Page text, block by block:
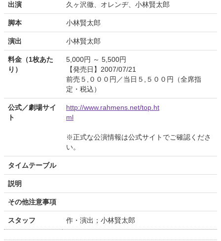
出演 久ヶ沢徹、オレンヂ、小林賢太郎
脚本 小林賢太郎
演出 小林賢太郎
料金（1枚あた
り）
5,000円 ～ 5,500円
【発売日】2007/07/21
前売５,０００円／当日５,５００円（全席指
定・税込）
公式／劇場サイ
ト
http://www.rahmens.net/top.ht
ml
※正式な公演情報は公式サイトでご確認くださ
い。
タイムテーブル
説明
その他注意事項
スタッフ 作・演出；小林賢太郎